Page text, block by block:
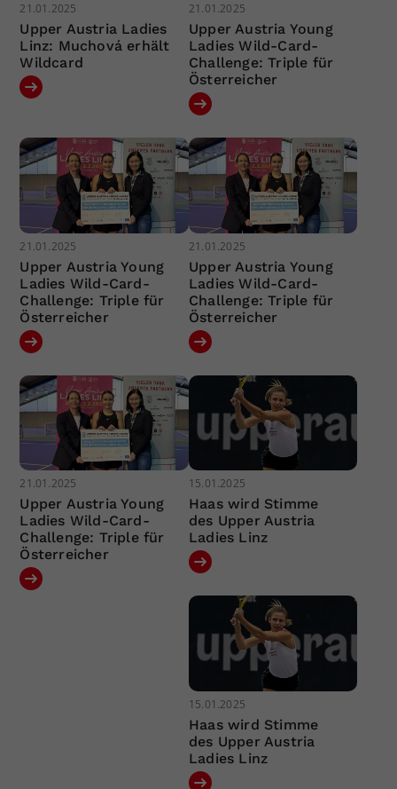
21.01.2025
Upper Austria Ladies
Linz: Muchová erhält
Wildcard
21.01.2025
Upper Austria Young
Ladies Wild-Card-
Challenge: Triple für
Österreicher
21.01.2025
Upper Austria Young
Ladies Wild-Card-
Challenge: Triple für
Österreicher
21.01.2025
Upper Austria Young
Ladies Wild-Card-
Challenge: Triple für
Österreicher
21.01.2025
Upper Austria Young
Ladies Wild-Card-
Challenge: Triple für
Österreicher
15.01.2025
Haas wird Stimme
des Upper Austria
Ladies Linz
15.01.2025
Haas wird Stimme
des Upper Austria
Ladies Linz